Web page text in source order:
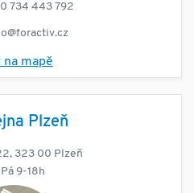
734 443 792
na mapě
Plzeň
323 00 Plzeň
9-18h